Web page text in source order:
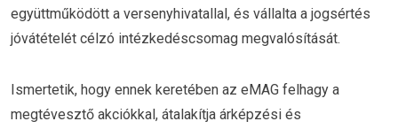
együttműködött a versenyhivatallal, és vállalta a jogsértés
jóvátételét célzó intézkedéscsomag megvalósítását.
Ismertetik, hogy ennek keretében az eMAG felhagy a
megtévesztő akciókkal, átalakítja árképzési és